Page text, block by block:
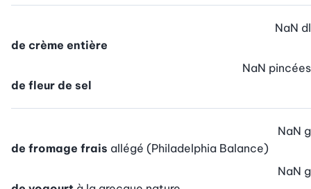
de crème entière
NaN dl
de fleur de sel
NaN pincées
de fromage frais allégé (Philadelphia Balance)
NaN g
NaN g